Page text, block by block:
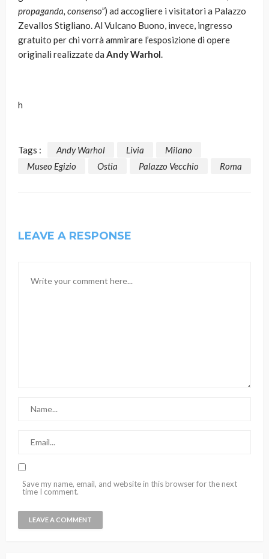
propaganda, consenso”) ad accogliere i visitatori a Palazzo
Zevallos Stigliano. Al Vulcano Buono, invece, ingresso
gratuito per chi vorrà ammirare l’esposizione di opere
originali realizzate da Andy Warhol.
h
Tags : Andy Warhol Livia
Milano
Museo Egizio
Ostia Palazzo Vecchio Roma
LEAVE A RESPONSE
Save my name, email, and website in this browser for the next
time I comment.